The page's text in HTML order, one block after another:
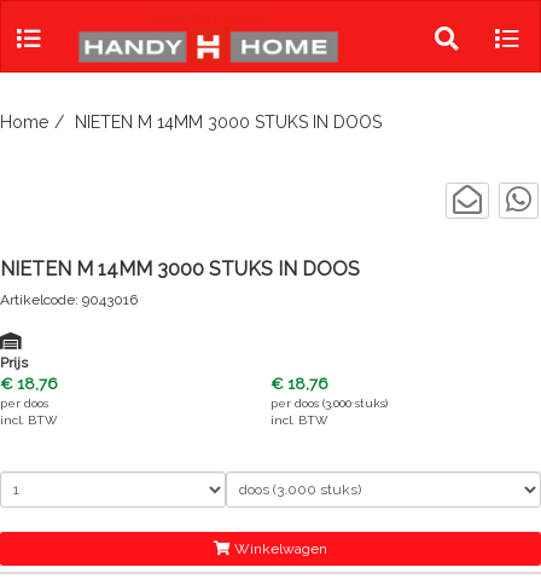
Toggle
search
Home NIETEN M 14MM 3000 STUKS IN DOOS
NIETEN M 14MM 3000 STUKS IN DOOS
Artikelcode: 9043016
Prijs
€ 18,76
per doos
incl. BTW
€ 18,76
per doos (3.000 stuks)
incl. BTW
Winkelwagen